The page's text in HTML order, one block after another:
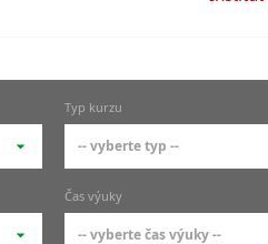
Typ kurzu
-- vyberte typ --
-- vyberte typ --
základní členění kurzů
Čas výuky
-- vyberte čas výuky --